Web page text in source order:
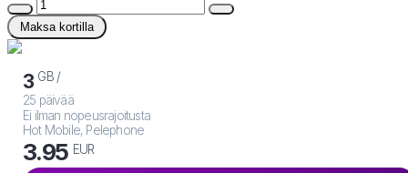
Maksa kortilla
3 GB /
25 päivää
Ei ilman nopeusrajoitusta
Hot Mobile, Pelephone
3.95 EUR